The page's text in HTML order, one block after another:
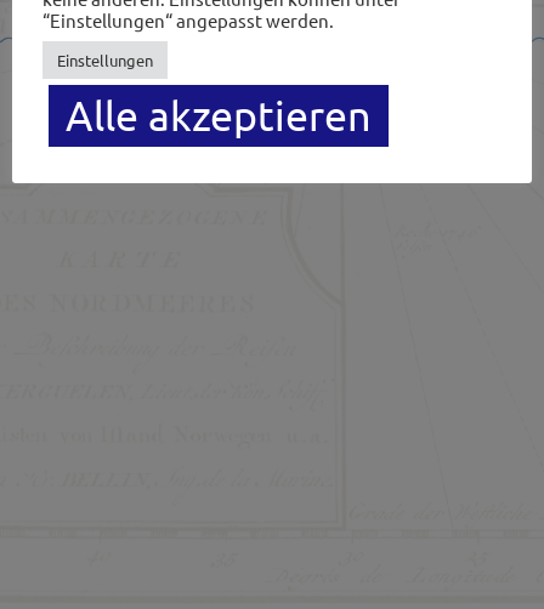
Impressum
Newsletter
Datenschutzerklärung
“Einstellungen“ angepasst werden.
Einstellungen
Alle akzeptieren